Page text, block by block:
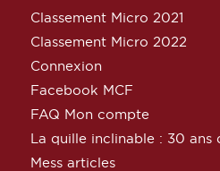
Classement Micro 2021
Classement Micro 2022
Connexion
Facebook MCF
FAQ Mon compte
La quille inclinable : 30 ans
Mess articles